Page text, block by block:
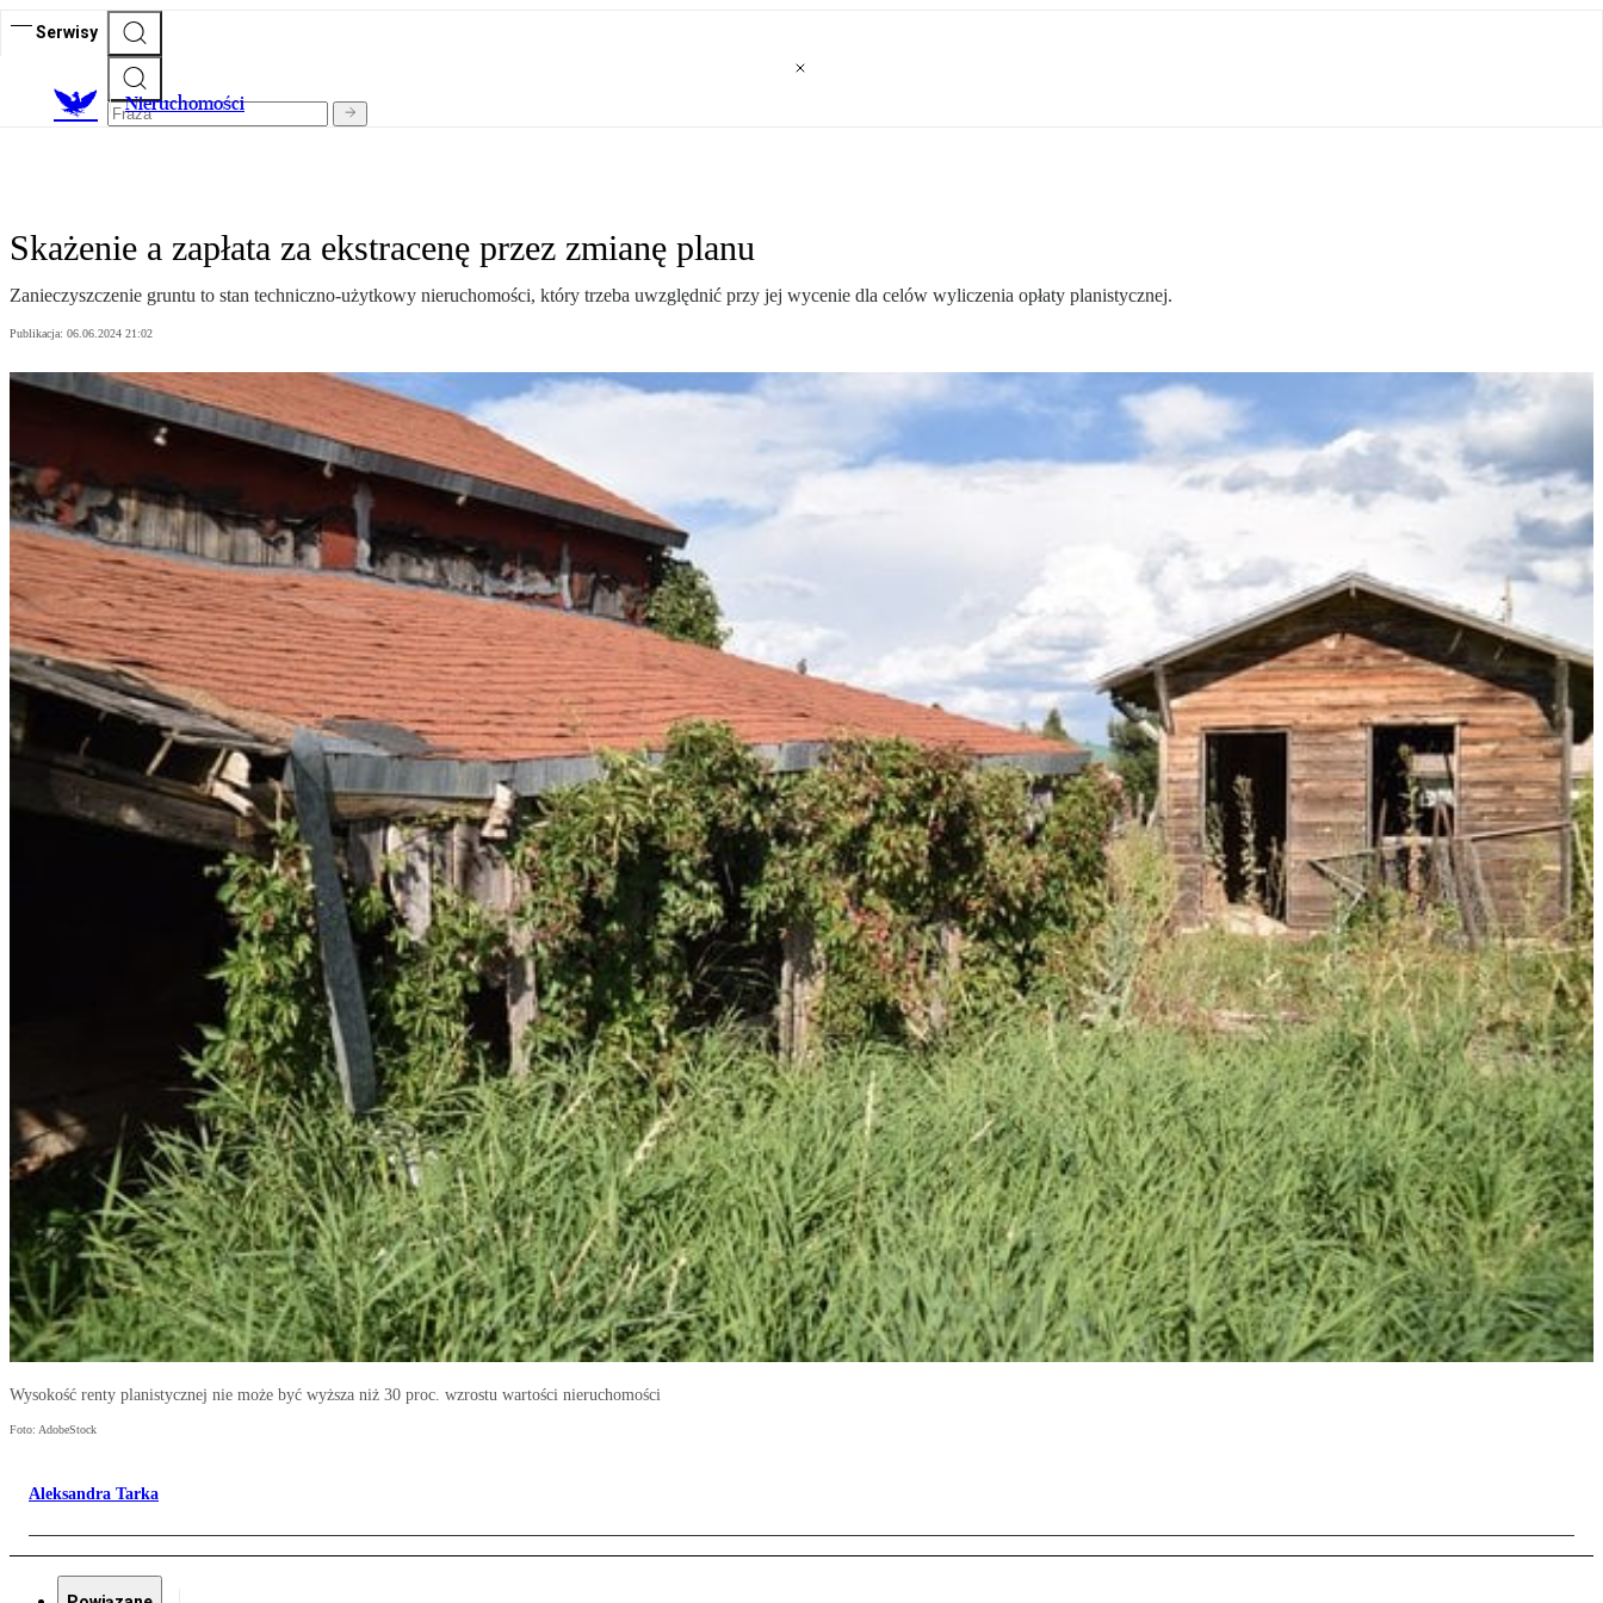
Serwisy
Nieruchomości
Skażenie a zapłata za ekstracenę przez zmianę planu
Zanieczyszczenie gruntu to stan techniczno-użytkowy nieruchomości, który trzeba uwzględnić przy jej wycenie dla celów wyliczenia opłaty planistycznej.
Publikacja: 06.06.2024 21:02
Wysokość renty planistycznej nie może być wyższa niż 30 proc. wzrostu wartości nieruchomości
Foto: AdobeStock
Aleksandra Tarka